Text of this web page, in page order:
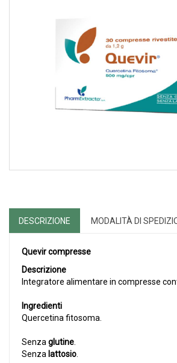
DESCRIZIONE MODALITÀ DI
Quevir compresse
Descrizione
Integratore alimentare in compresse
Ingredienti
Quercetina fitosoma.
Senza glutine
Senza lattosio